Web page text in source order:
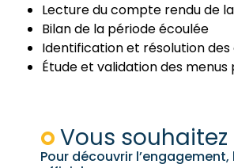
Lecture du compte rendu de
Bilan de la période écoulée
Identification et résolution
Étude et validation des
Vous
Pour découvrir